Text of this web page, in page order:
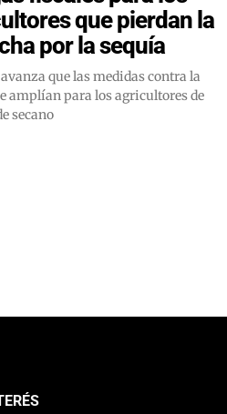
que pierdan la
por la sequía
que las medidas contra la
amplían para los agricultores de
secano